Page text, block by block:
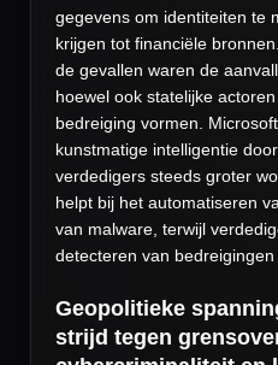
gegevens om identiteiten te
krijgen tot financiële
de gevallen waren de
hoewel ook statelijke
bedreiging vormen.
kunstmatige intelligentie
verdedigers steeds groter
helpt bij het automatiseren
van malware, terwijl
detecteren van
Geopolitieke
strijd tegen